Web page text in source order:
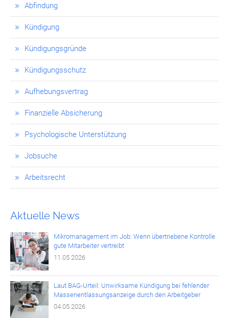
Abfindung
Kündigung
Kündigungsgründe
Kündigungsschutz
Aufhebungsvertrag
Finanzielle Absicherung
Psychologische Unterstützung
Jobsuche
Arbeitsrecht
Aktuelle News
Mikromanagement im Job: Wenn übertriebene Kontrolle
gute Mitarbeiter vertreibt
11.05.2026
Laut BAG-Urteil: Unwirksame Kündigung bei fehlender
Massenentlassungsanzeige durch den Arbeitgeber
04.05.2026